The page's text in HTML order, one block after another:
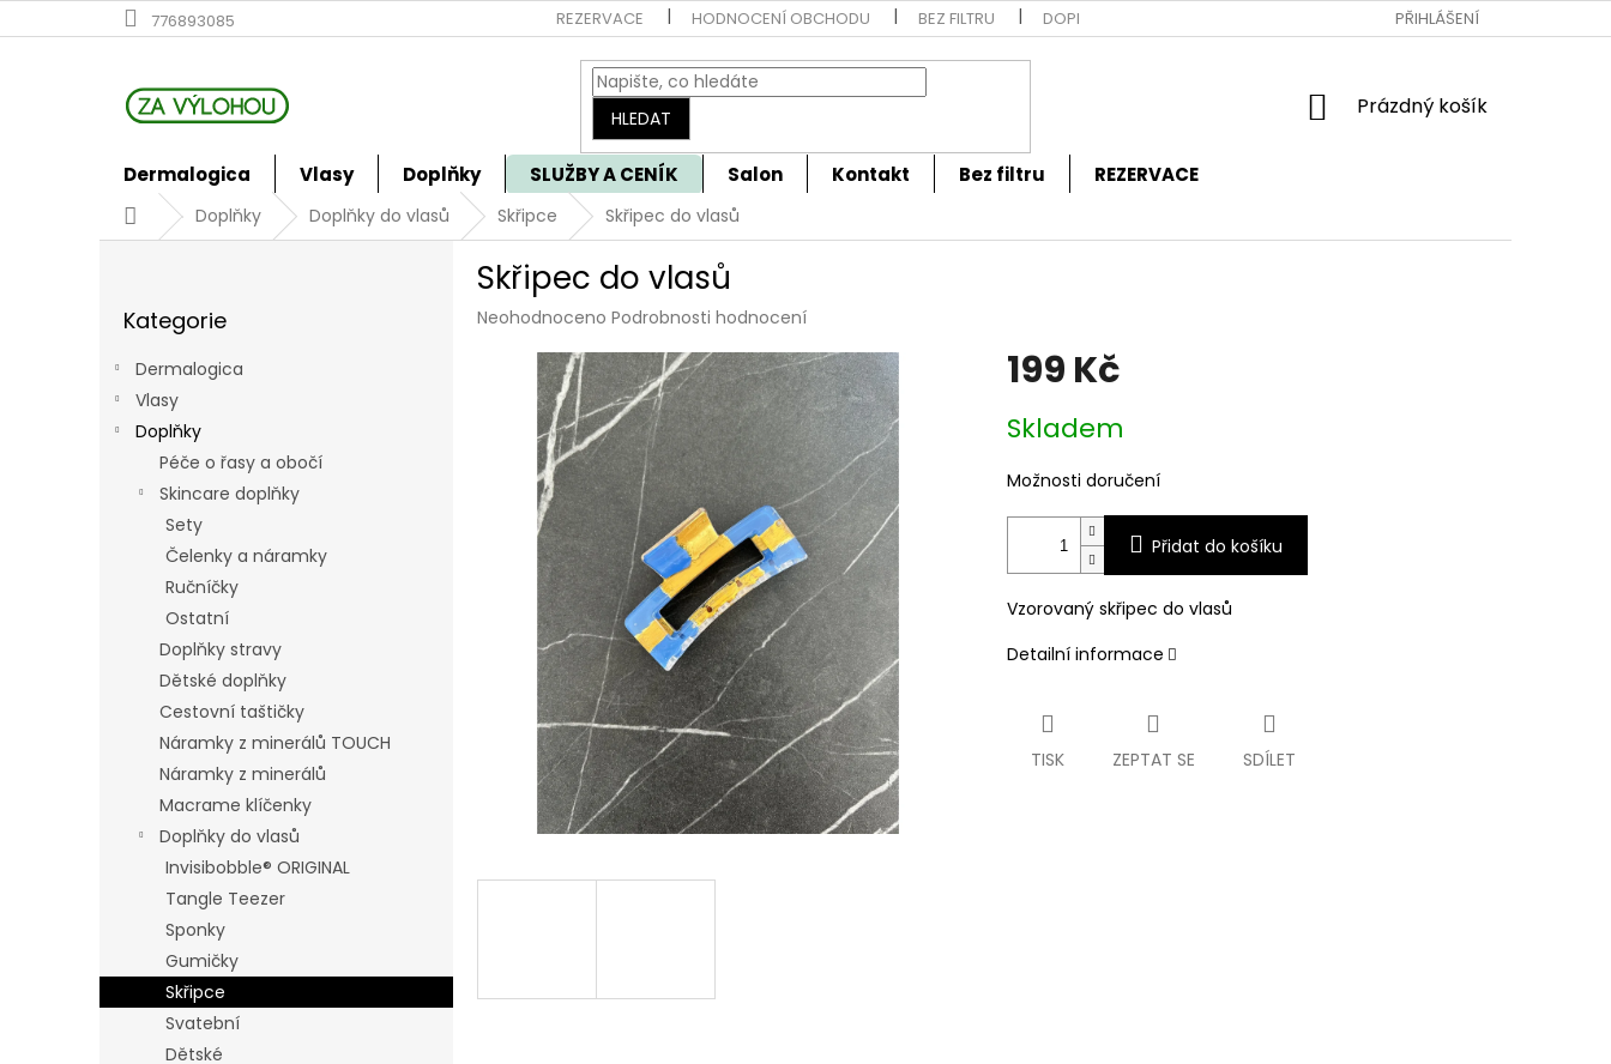
na
776893085 REZERVACE HODNOCENÍ OBCHODU BEZ FILTRU DOPRAVA A PLATBA OBCHODNÍ PODMÍNKY
PŘIHLÁŠENÍ
HLEDAT
NÁKUPNÍ
Prázdný košík
Dermalogica Vlasy Doplňky SLUŽBY A CENÍK Salon Kontakt Bez filtru REZERVACE
DomůDoplňky Doplňky do vlasů Skřipce Skřipec do vlasů
kategorie
Kategorie
Dermalogica
Vlasy
Doplňky
Péče o řasy a obočí
Skincare doplňky
Sety
Čelenky a náramky
Ručníčky
Ostatní
Doplňky stravy
Dětské doplňky
Cestovní taštičky
Náramky z minerálů TOUCH
Náramky z minerálů
Macrame klíčenky
Doplňky do vlasů
Invisibobble® ORIGINAL
Tangle Teezer
Sponky
Gumičky
Skřipce
Svatební
Dětské
Skřipec do vlasů
Průměrné
produktu
hvězdiček.
Neohodnoceno Podrobnosti hodnocení
199 Kč
cena:
Skladem
Možnosti doručení
Přidat do košíku
Vzorovaný skřipec do vlasů
Detailní informace
TISK ZEPTAT SE SDÍLET